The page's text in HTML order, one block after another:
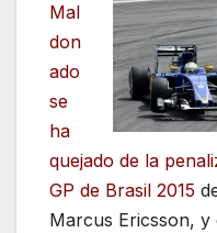
Mal
don
ado
se
ha
quejado de la
GP de Brasil 2015
Marcus Ericsson, y